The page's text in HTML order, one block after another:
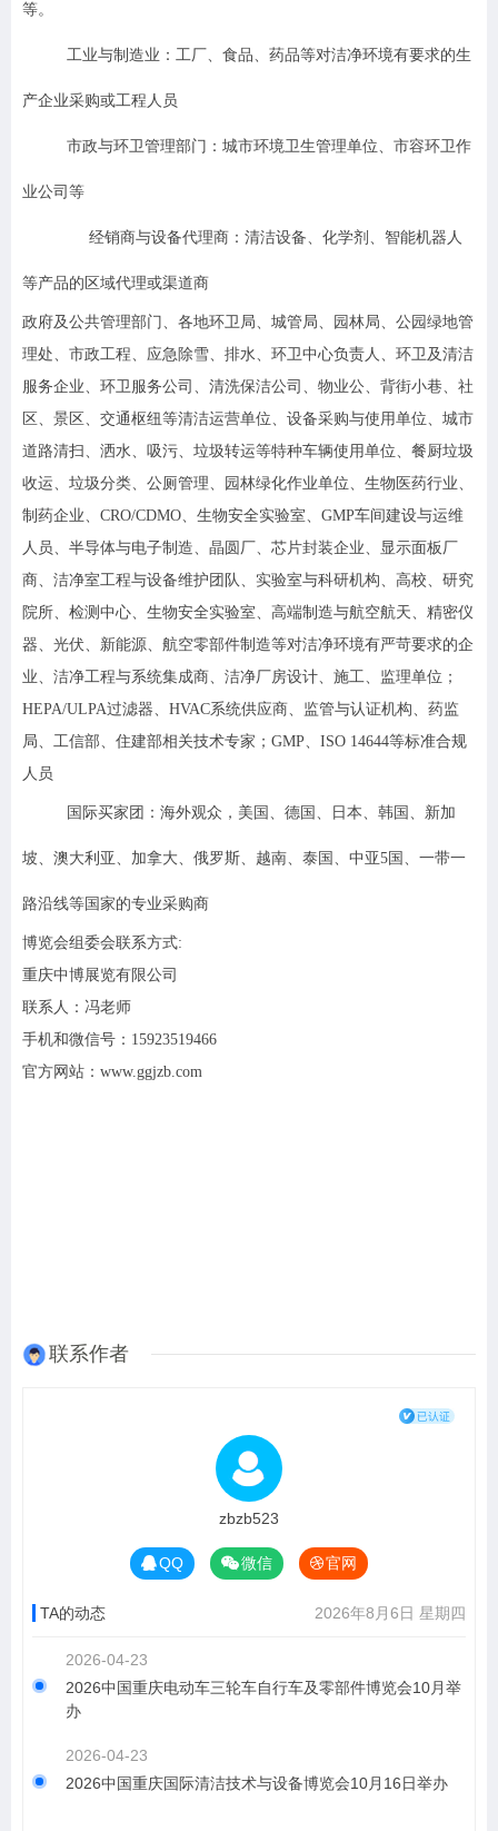
等。
工业与制造业 ：工厂、食品、药品等对洁净环境有要求的生
产企业采购或工程人员
市政与环卫管理部门 ：城市环境卫生管理单位、市容环卫作
业公司等
经销商与设备代理商 ：清洁设备、化学剂、智能机器人
等产品的区域代理或渠道商
政府及公共管理部门 、各地环卫局、城管局、园林局、公园绿地管
理处、市政工程、应急除雪、排水、环卫中心负责人、环卫及清洁
服务企业、环卫服务公司、清洗保洁公司、物业公、背街小巷、社
区、景区、交通枢纽等清洁运营单位、设备采购与使用单位、城市
道路清扫、洒水、吸污、垃圾转运等特种车辆使用单位、餐厨垃圾
收运、垃圾分类、公厕管理、园林绿化作业单位、生物医药行业、
制药企业、CRO/CDMO、生物安全实验室、GMP车间建设与运维
人员、半导体与电子制造、晶圆厂、芯片封装企业、显示面板厂
商、洁净室工程与设备维护团队、实验室与科研机构、高校、研究
院所、检测中心、生物安全实验室、高端制造与航空航天、精密仪
器、光伏、新能源、航空零部件制造等对洁净环境有严苛要求的企
业、洁净工程与系统集成商、洁净厂房设计、施工、监理单位；
HEPA/ULPA过滤器、HVAC系统供应商、监管与认证机构、药监
局、工信部、住建部相关技术专家；GMP、ISO 14644等标准合规
人员
国际买家团 ：海外观众，美国、德国、日本、韩国、新加
坡、澳大利亚、加拿大、俄罗斯、越南、泰国、中亚5国、一带一
路沿线等国家的专业采购商
博览会组委会联系方式:
重庆中博展览有限公司
联系人：冯老师
手机和微信号：15923519466
官方网站：www.ggjzb.com
联系作者
zbzb523
QQ 微信 官网
TA的动态 2026年8月6日 星期四
2026-04-23
2026中国重庆电动车三轮车自行车及零部件博览会10月举
办
2026-04-23
2026中国重庆国际清洁技术与设备博览会10月16日举办